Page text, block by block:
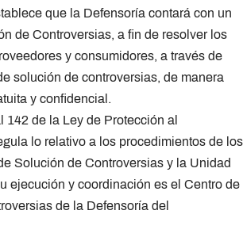
que la Defensoría contará con un
de Controversias, a fin de resolver los
y consumidores, a través de
solución de controversias, de manera
y confidencial.
142 de la Ley de Protección al
lo relativo a los procedimientos de los
Solución de Controversias y la Unidad
ejecución y coordinación es el Centro de
de la Defensoría del